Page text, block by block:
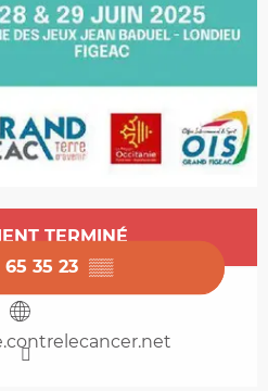
TERMINÉ
65 35 23 ▒▒